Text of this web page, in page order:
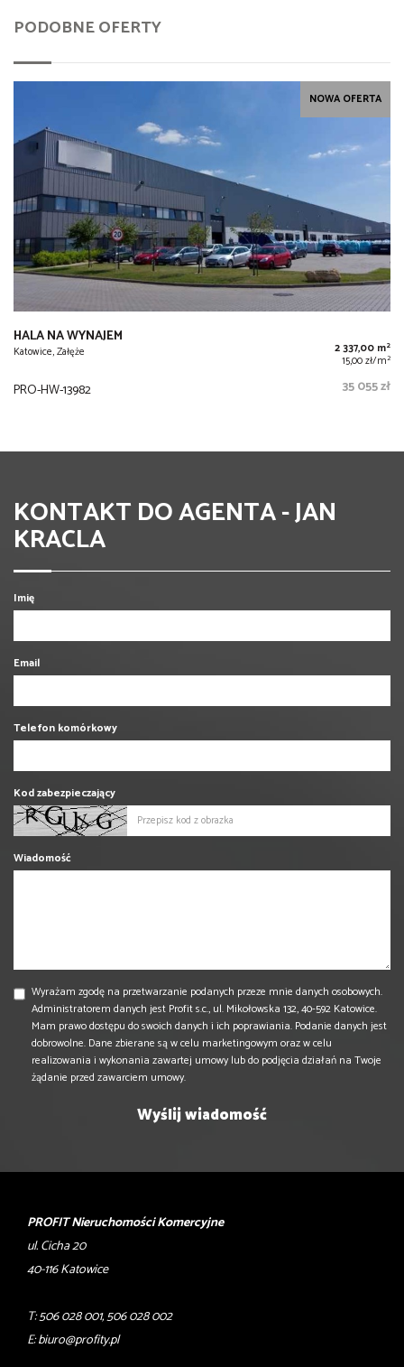
PODOBNE OFERTY
NOWA OFERTA
HALA NA WYNAJEM
Katowice, Załęże 2 337,00 m2
15,00 zł/m2
PRO-HW-13982 35 055 zł
KONTAKT DO AGENTA - JAN
KRACLA
Imię
Email
Telefon komórkowy
Kod zabezpieczający
Wiadomość
Wyrażam zgodę na przetwarzanie podanych przeze mnie danych osobowych.
Administratorem danych jest Profit s.c., ul. Mikołowska 132, 40-592 Katowice.
Mam prawo dostępu do swoich danych i ich poprawiania. Podanie danych jest
dobrowolne. Dane zbierane są w celu marketingowym oraz w celu
realizowania i wykonania zawartej umowy lub do podjęcia działań na Twoje
żądanie przed zawarciem umowy.
PROFIT Nieruchomości Komercyjne
ul. Cicha 20
40-116 Katowice
T: 506 028 001, 506 028 002
E:biuro@profity.pl